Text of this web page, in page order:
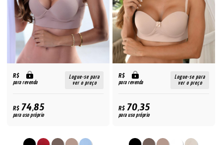
R$
para revenda
Logue-se para
ver o preço
R$74,85
para uso próprio
R$
para revenda
Logue-se para
ver o preço
R$70,35
para uso próprio